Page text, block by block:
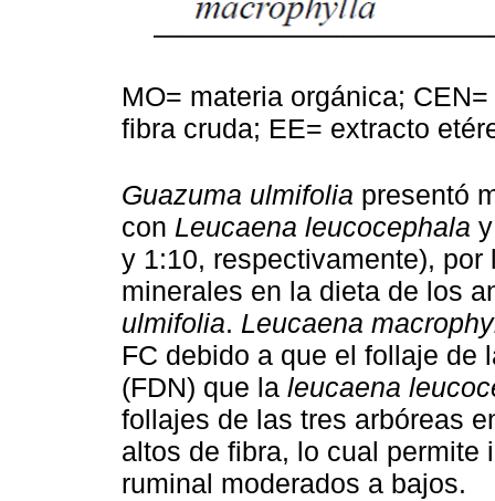
MO= materia orgánica;
fibra cruda; EE= extracto
Guazuma ulmifolia presentó
con Leucaena leucocephala
y 1:10, respectivamente),
minerales en la dieta de los
ulmifolia. Leucaena
FC debido a que el follaje de
(FDN) que la leucaena
follajes de las tres arbóreas
altos de fibra, lo cual
ruminal moderados a bajos.